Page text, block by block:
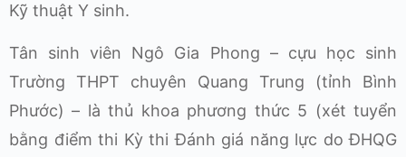
Kỹ thuật Y sinh.
Tân sinh viên Ngô Gia Phong – cựu học sinh
Trường THPT chuyên Quang Trung (tỉnh Bình
Phước) – là thủ khoa phương thức 5 (xét tuyển
bằng điểm thi Kỳ thi Đánh giá năng lực do ĐHQG